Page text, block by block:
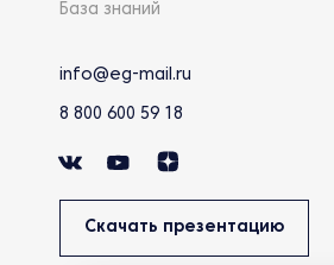
База знаний
info@eg-mail.ru
8 800 600 59 18
Скачать презентацию